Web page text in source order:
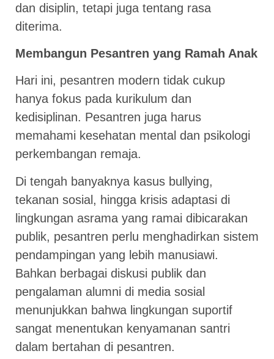
dan disiplin, tetapi juga tentang rasa
diterima.
Membangun Pesantren yang Ramah Anak
Hari ini, pesantren modern tidak cukup
hanya fokus pada kurikulum dan
kedisiplinan. Pesantren juga harus
memahami kesehatan mental dan psikologi
perkembangan remaja.
Di tengah banyaknya kasus bullying,
tekanan sosial, hingga krisis adaptasi di
lingkungan asrama yang ramai dibicarakan
publik, pesantren perlu menghadirkan sistem
pendampingan yang lebih manusiawi.
Bahkan berbagai diskusi publik dan
pengalaman alumni di media sosial
menunjukkan bahwa lingkungan suportif
sangat menentukan kenyamanan santri
dalam bertahan di pesantren.